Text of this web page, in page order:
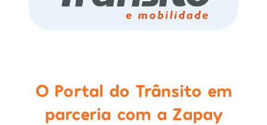
O Portal do Trânsito em
parceria com a Zapay